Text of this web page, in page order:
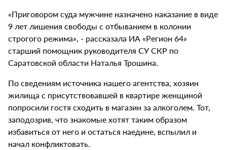
«Приговором суда мужчине назначено наказание в виде
9 лет лишения свободы с отбыванием в колонии
строгого режима», - рассказала ИА «Регион 64»
старший помощник руководителя СУ СКР по
Саратовской области Наталья Трошина.
По сведениям источника нашего агентства, хозяин
жилища с присутствовавшей в квартире женщиной
попросили гостя сходить в магазин за алкоголем. Тот,
заподозрив, что знакомые хотят таким образом
избавиться от него и остаться наедине, вспылил и
начал конфликтовать.